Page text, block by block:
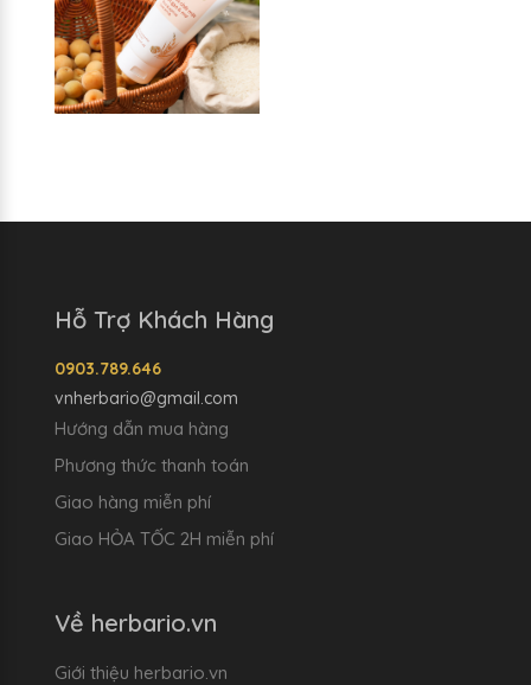
Hỗ Trợ Khách Hàng
0903.789.646
vnherbario@gmail.com
Hướng dẫn mua hàng
Phương thức thanh toán
Giao hàng miễn phí
Giao HỎA TỐC 2H miễn phí
Về herbario.vn
Giới thiệu herbario.vn